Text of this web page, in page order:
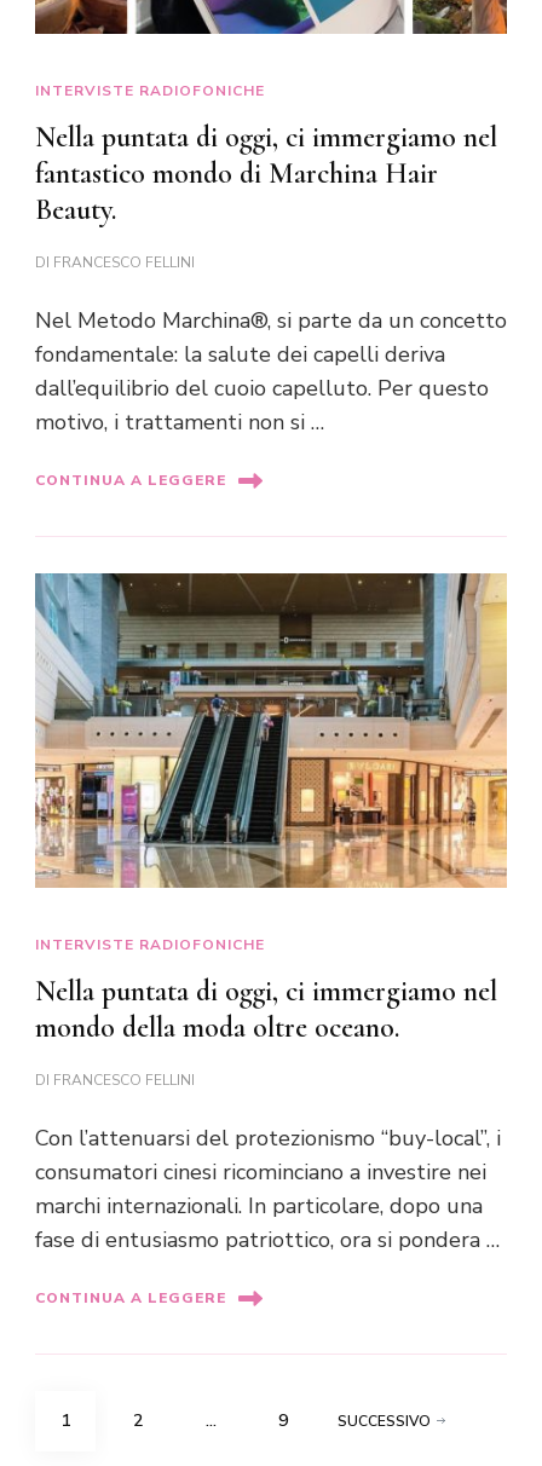
INTERVISTE RADIOFONICHE
Nella puntata di oggi, ci immergiamo nel
fantastico mondo di Marchina Hair
Beauty.
DI FRANCESCO FELLINI
Nel Metodo Marchina®, si parte da un concetto
fondamentale: la salute dei capelli deriva
dall’equilibrio del cuoio capelluto. Per questo
motivo, i trattamenti non si …
CONTINUA A LEGGERE
INTERVISTE RADIOFONICHE
Nella puntata di oggi, ci immergiamo nel
mondo della moda oltre oceano.
DI FRANCESCO FELLINI
Con l’attenuarsi del protezionismo “buy-local”, i
consumatori cinesi ricominciano a investire nei
marchi internazionali. In particolare, dopo una
fase di entusiasmo patriottico, ora si pondera …
CONTINUA A LEGGERE
Paginazione
PAGINA
1 PAGINA
2 … PAGINA
9 SUCCESSIVO